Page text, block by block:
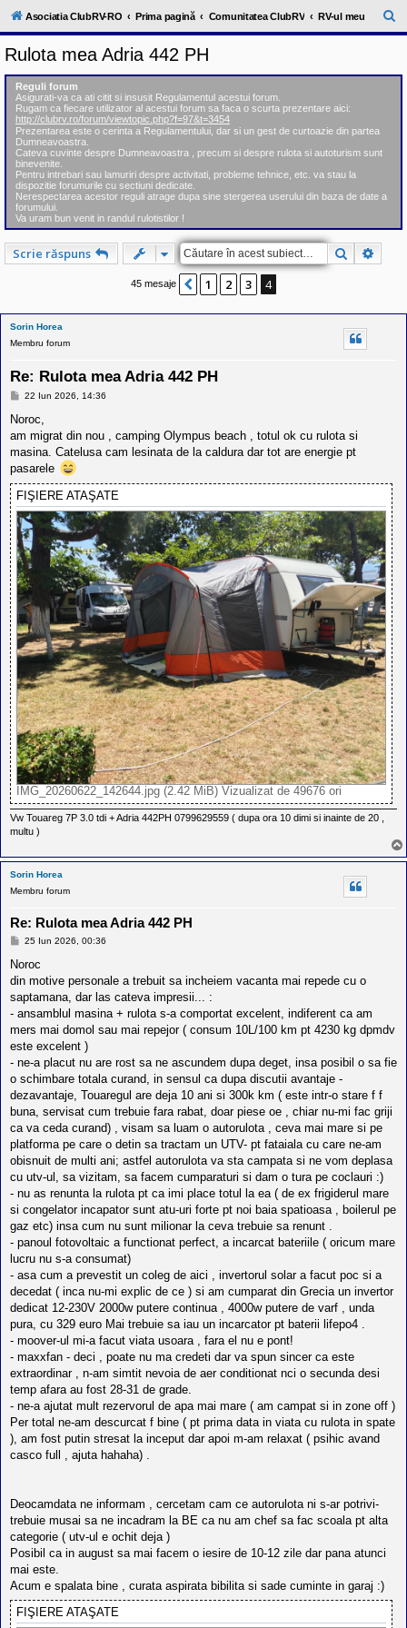
l
u
V
c
o
m
u
n
i
t
a
t
e
a
p
o
s
e
l
o
r
e
r
u
o
e
i
a
u
t
o
r
u
l
o
t
e
d
i
n
R
m
a
n
i
a
Asociatia ClubRV-RO Prima pagină Comunitatea ClubRV RV-ul meu
ă
Rulota mea Adria 442 PH
Reguli forum
Asigurati-va ca ati citit si insusit Regulamentul acestui forum.
Rugam ca fiecare utilizator al acestui forum sa faca o scurta prezentare aici:
http://clubrv.ro/forum/viewtopic.php?f=97&t=3454
Prezentarea este o cerinta a Regulamentului, dar si un gest de curtoazie din partea
Dumneavoastra.
Cateva cuvinte despre Dumneavoastra , precum si despre rulota si autoturism sunt
binevenite.
Pentru intrebari sau lamuriri despre activitati, probleme tehnice, etc. va stau la
dispozitie forumurile cu sectiuni dedicate.
Nerespectarea acestor reguli atrage dupa sine stergerea userului din baza de date a
forumului.
Va uram bun venit in randul rulotistilor !
Scrie răspuns Căutare
45 mesaje Anterior
1 2 3 4
Sorin Horea
Membru forum
Re: Rulota mea Adria 442 PH
M
s
j
22 Iun 2026, 14:36
Noroc,
am migrat din nou , camping Olympus beach , totul ok cu rulota si
masina. Catelusa cam lesinata de la caldura dar tot are energie pt
pasarele
FIŞIERE ATAŞATE
IMG_20260622_142644.jpg (2.42 MiB) Vizualizat de 49676 ori
Vw Touareg 7P 3.0 tdi + Adria 442PH 0799629559 ( dupa ora 10 dimi si inainte de 20 ,
multu )
Sorin Horea
Membru forum
Re: Rulota mea Adria 442 PH
M
s
j
25 Iun 2026, 00:36
Noroc
din motive personale a trebuit sa incheiem vacanta mai repede cu o
saptamana, dar las cateva impresii... :
- ansamblul masina + rulota s-a comportat excelent, indiferent ca am
mers mai domol sau mai repejor ( consum 10L/100 km pt 4230 kg dpmdv
este excelent )
- ne-a placut nu are rost sa ne ascundem dupa deget, insa posibil o sa fie
o schimbare totala curand, in sensul ca dupa discutii avantaje -
dezavantaje, Touaregul are deja 10 ani si 300k km ( este intr-o stare f f
buna, servisat cum trebuie fara rabat, doar piese oe , chiar nu-mi fac griji
ca va ceda curand) , visam sa luam o autorulota , ceva mai mare si pe
platforma pe care o detin sa tractam un UTV- pt fataiala cu care ne-am
obisnuit de multi ani; astfel autorulota va sta campata si ne vom deplasa
cu utv-ul, sa vizitam, sa facem cumparaturi si dam o tura pe coclauri :)
- nu as renunta la rulota pt ca imi place totul la ea ( de ex frigiderul mare
si congelator incapator sunt atu-uri forte pt noi baia spatioasa , boilerul pe
gaz etc) insa cum nu sunt milionar la ceva trebuie sa renunt .
- panoul fotovoltaic a functionat perfect, a incarcat bateriile ( oricum mare
lucru nu s-a consumat)
- asa cum a prevestit un coleg de aici , invertorul solar a facut poc si a
decedat ( inca nu-mi explic de ce ) si am cumparat din Grecia un invertor
dedicat 12-230V 2000w putere continua , 4000w putere de varf , unda
pura, cu 329 euro Mai trebuie sa iau un incarcator pt baterii lifepo4 .
- moover-ul mi-a facut viata usoara , fara el nu e pont!
- maxxfan - deci , poate nu ma credeti dar va spun sincer ca este
extraordinar , n-am simtit nevoia de aer conditionat nci o secunda desi
temp afara au fost 28-31 de grade.
- ne-a ajutat mult rezervorul de apa mai mare ( am campat si in zone off )
Per total ne-am descurcat f bine ( pt prima data in viata cu rulota in spate
), am fost putin stresat la inceput dar apoi m-am relaxat ( psihic avand
casco full , ajuta hahaha) .
Deocamdata ne informam , cercetam cam ce autorulota ni s-ar potrivi-
trebuie musai sa ne incadram la BE ca nu am chef sa fac scoala pt alta
categorie ( utv-ul e ochit deja )
Posibil ca in august sa mai facem o iesire de 10-12 zile dar pana atunci
mai este.
Acum e spalata bine , curata aspirata bibilita si sade cuminte in garaj :)
FIŞIERE ATAŞATE